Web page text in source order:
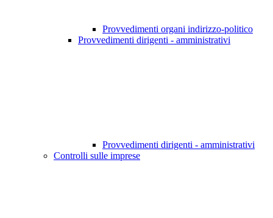
Provvedimenti organi indirizzo-politico
Provvedimenti dirigenti - amministrativi
Provvedimenti dirigenti - amministrativi
Controlli sulle imprese